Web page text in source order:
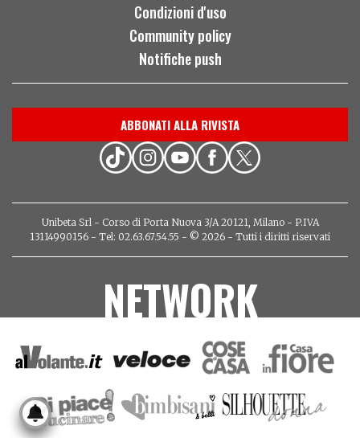
Condizioni d'uso
Community policy
Notifiche push
ABBONATI ALLA RIVISTA
Unibeta Srl - Corso di Porta Nuova 3/A 20121, Milano - P.IVA
13114990156 - Tel: 02.63.67.54.55 - © 2026 - Tutti i diritti riservati
NETWORK